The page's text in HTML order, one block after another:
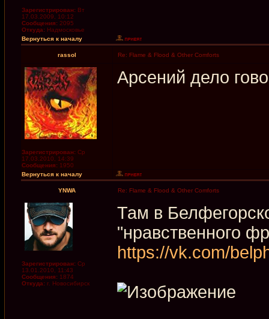
Зарегистрирован: Вт
17.03.2009, 10:12
Сообщения: 2095
Откуда: Надмосковье
Вернуться к началу
rassol Re: Flame & Flood & Other Comforts
Зарегистрирован: Ср
17.03.2010, 14:39
Сообщения: 1950
Арсений дело
Вернуться к началу
YNWA Re: Flame & Flood & Other Comforts
Зарегистрирован: Ср
13.01.2010, 11:43
Сообщения: 1874
Откуда: г. Новосибирск
Там в
"нравственного
https://vk.com/